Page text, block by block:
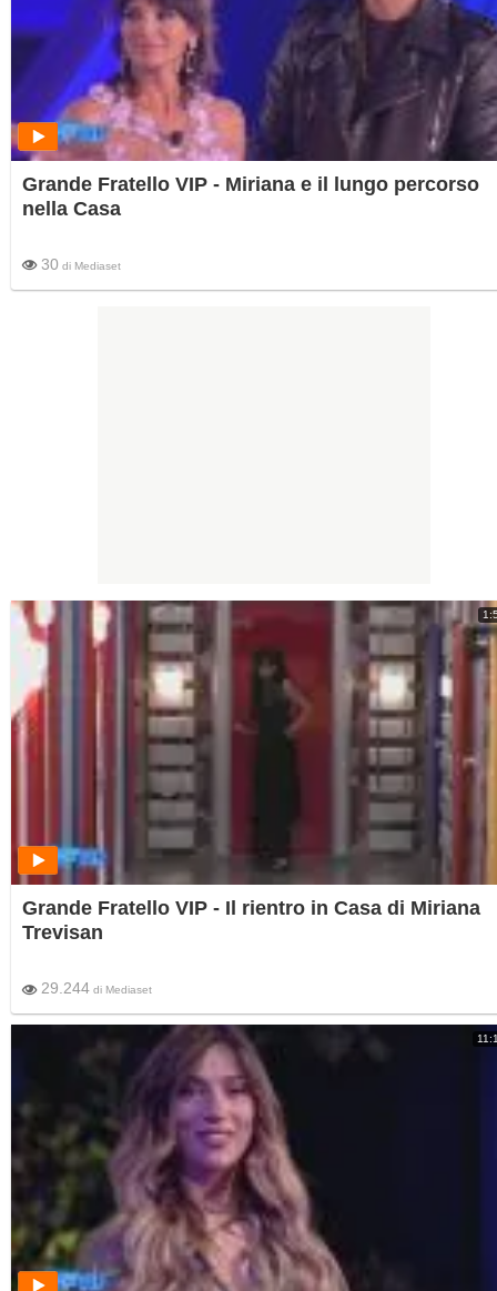
Grande Fratello VIP - Miriana e il lungo percorso
nella Casa
30 di Mediaset
Grande Fratello VIP - Il rientro in Casa di Miriana
Trevisan
29.244 di Mediaset